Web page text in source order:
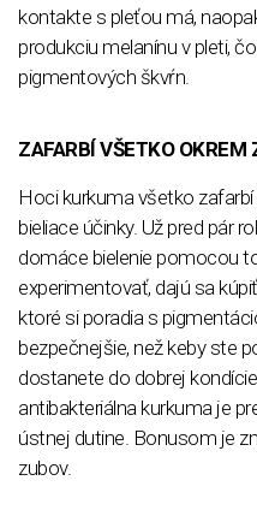
kontakte s pleťou má,
produkciu melanínu v pleti,
pigmentových škvŕn.
ZAFARBÍ VŠETKO OKREM
Hoci kurkuma všetko
bieliace účinky. Už pred pár
domáce bielenie pomocou
experimentovať, dajú sa
ktoré si poradia s
bezpečnejšie, než keby ste
dostanete do dobrej
antibakteriálna kurkuma je
ústnej dutine. Bonusom je
zubov.